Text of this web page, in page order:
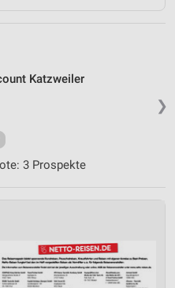
❯
Katzweiler
3 Prospekte